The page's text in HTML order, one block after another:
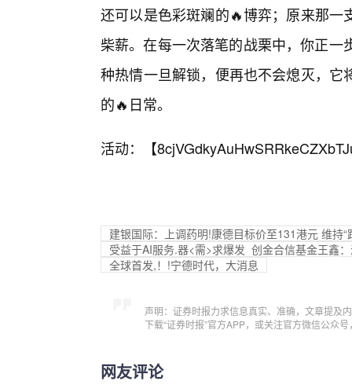
还可以是色彩斑斓的🔥博弈；原来那
柴薪。在每一次落笔的战栗中，你正
种热情一旦解锁，便再也不会熄灭，
的🔥日常。
活动：【
建银国际：上调药明!康德目标价至131港元 维持“
受益于AI服务.器<需>求爆发 创金合信基金王鑫
全球首发,！!宁德时代，大消息
声明：证券时报力求信息真实、准确，文章提及
下载“证券时报”官方APP，或关注官方微信公众
网友评论